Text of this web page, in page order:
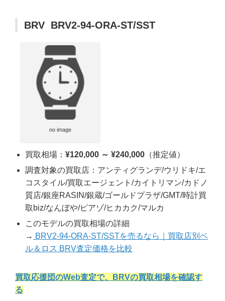
BRV BRV2-94-ORA-ST/SST
no image
買取相場： ¥120,000 ～ ¥240,000 （推定値）
調査対象の買取店：アンティグランデ/ウリドキ/エ
コスタイル/買取エージェント/カイトリマン/カドノ
質店/銀座RASIN/銀蔵/ゴールドプラザ/GMT/時計買
取biz/なんぼや/ピアゾ/ヒカカク/マルカ
このモデルの買取相場の詳細
→ BRV2-94-ORA-ST/SSTを売るなら｜買取店別ベ
ル＆ロス BRV査定価格を比較
買取応援団のWeb査定で、BRVの買取相場を確認す
る